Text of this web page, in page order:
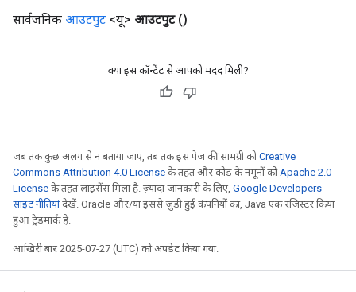
सार्वजनिक आउटपुट <यू> आउटपुट ()
क्या इस कॉन्टेंट से आपको मदद मिली?
जब तक कुछ अलग से न बताया जाए, तब तक इस पेज की सामग्री कोCreative
Commons Attribution 4.0 License के तहत और कोड के नमूनों कोApache 2.0
License के तहत लाइसेंस मिला है. ज़्यादा जानकारी के लिए, Google Developers
साइट नीतियांदेखें. Oracle और/या इससे जुड़ी हुई कंपनियों का, Java एक रजिस्टर किया
हुआ ट्रेडमार्क है.
आखिरी बार 2025-07-27 (UTC) को अपडेट किया गया.